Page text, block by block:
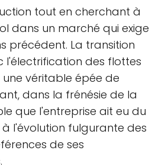
tout en cherchant à
dans un marché qui exige
précédent. La transition
l'électrification des flottes
véritable épée de
dans la frénésie de la
que l'entreprise ait eu du
l'évolution fulgurante des
de ses